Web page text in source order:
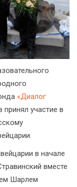
«Диалог
участие в
в начале
вместе
Шарлем